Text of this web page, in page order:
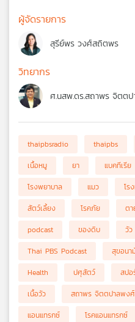
ผู้จัดรายการ
สุรีย์พร วงศ์สถิตพร
วิทยากร
ศ.นสพ.ดร.สถาพร จิตต
thaipbsradio thaipbs
เนื้อหมู
ยา แบคทีเรีย
โรงพยาบาล
แมว โร
สัตว์เลี้ยง
โรคภัย ต
podcast
ของดิบ วัว
Thai PBS Podcast
สุขอนา
Health
ปศุสัตว์ สปอ
เนื้อวัว
สถาพร จิตตปาลพงศ์
แอนแทรกซ์
โรคแอนแทรกซ์